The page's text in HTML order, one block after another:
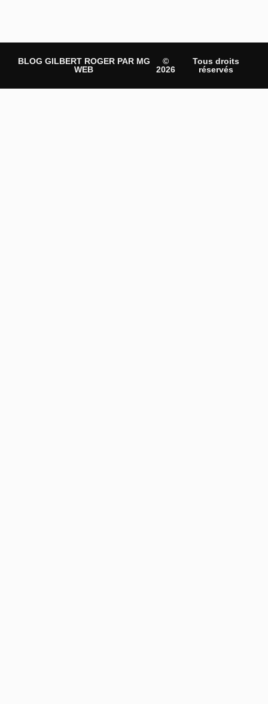
BLOG GILBERT ROGER PAR MG
WEB
©
2026
Tous droits
réservés